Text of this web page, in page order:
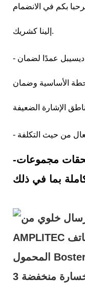
بكم في الانضمام
إلينا كشريك.
- قم بزيادة الوصلة الصاعدة إلى 17 ديسيبل عمدًا لضمان
الأساسية وضمان
-أوصى هوائيات مكرر الملحقات مجموعات